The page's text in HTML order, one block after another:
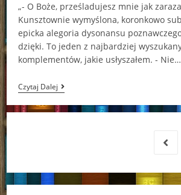
„- O Boże, prześladujesz mnie jak
Kunsztownie wymyślona, koronkowo
epicka alegoria dysonansu
dzięki. To jeden z najbardziej
komplementów, jakie usłyszałem. - Nie…
Czytaj DalejGdzieś
Między
Prawdą,
A
Go